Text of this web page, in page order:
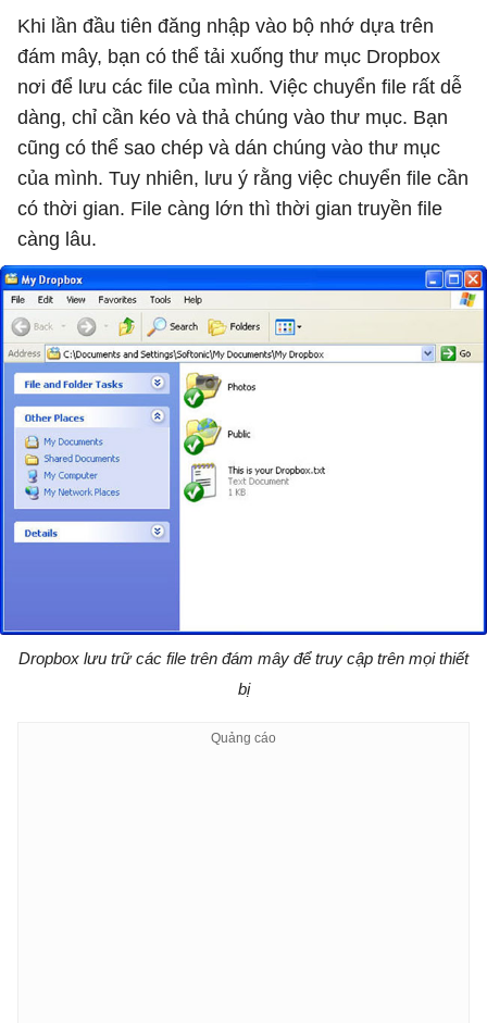
Khi lần đầu tiên đăng nhập vào bộ nhớ dựa trên
đám mây, bạn có thể tải xuống thư mục Dropbox
nơi để lưu các file của mình. Việc chuyển file rất dễ
dàng, chỉ cần kéo và thả chúng vào thư mục. Bạn
cũng có thể sao chép và dán chúng vào thư mục
của mình. Tuy nhiên, lưu ý rằng việc chuyển file cần
có thời gian. File càng lớn thì thời gian truyền file
càng lâu.
Dropbox lưu trữ các file trên đám mây để truy cập trên mọi thiết
bị